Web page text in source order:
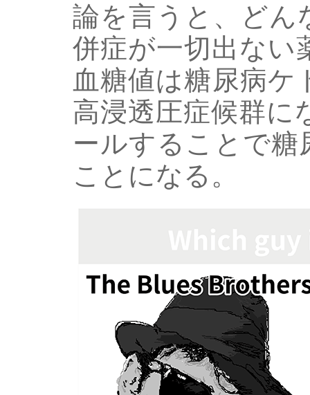
論を言うと、どん
併症が一切出ない
血糖値は糖尿病ケ
高浸透圧症候群に
ールすることで糖
ことになる。